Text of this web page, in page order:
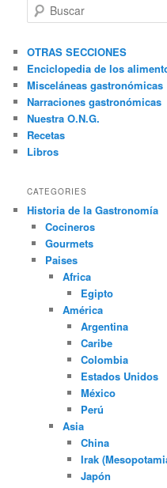
u
c
a
r
OTRAS SECCIONES
Enciclopedia de los
Misceláneas gastronómicas
Narraciones gastronómicas
Nuestra O.N.G.
Recetas
Libros
CATEGORIES
Historia de la Gastronomía
Cocineros
Gourmets
Paises
Africa
Egipto
América
Argentina
Caribe
Colombia
Estados Unidos
México
Perú
Asia
China
Irak
Japón